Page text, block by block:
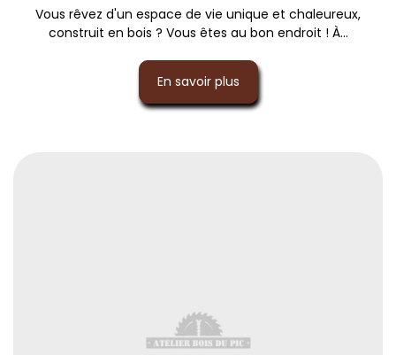
Vous rêvez d'un espace de vie unique et chaleureux,
construit en bois ? Vous êtes au bon endroit ! À...
En savoir plus